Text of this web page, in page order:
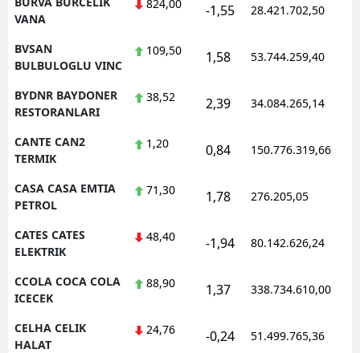
VANA
824,00 -1,55 28.421.702,50
BVSAN
BULBULOGLU VINC
109,50 1,58 53.744.259,40
BYDNR BAYDONER
RESTORANLARI
38,52 2,39 34.084.265,14
CANTE CAN2
TERMIK
1,20 0,84 150.776.319,66
CASA CASA EMTIA
PETROL
71,30 1,78 276.205,05
CATES CATES
ELEKTRIK
48,40 -1,94 80.142.626,24
CCOLA COCA COLA
ICECEK
88,90 1,37 338.734.610,00
CELHA CELIK
HALAT
24,76 -0,24 51.499.765,36